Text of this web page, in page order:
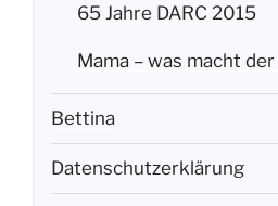
65 Jahre DARC 2015
Mama – was macht
Bettina
Datenschutzerklärung